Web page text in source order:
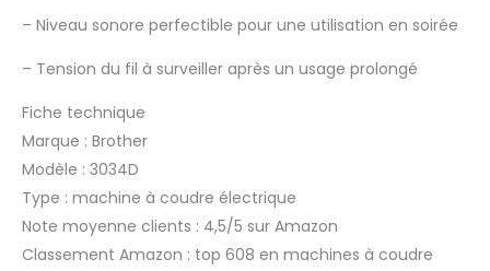
– Niveau sonore perfectible pour une utilisation en soirée
– Tension du fil à surveiller après un usage prolongé
Fiche technique
Marque : Brother
Modèle : 3034D
Type : machine à coudre électrique
Note moyenne clients : 4,5/5 sur Amazon
Classement Amazon : top 608 en machines à coudre